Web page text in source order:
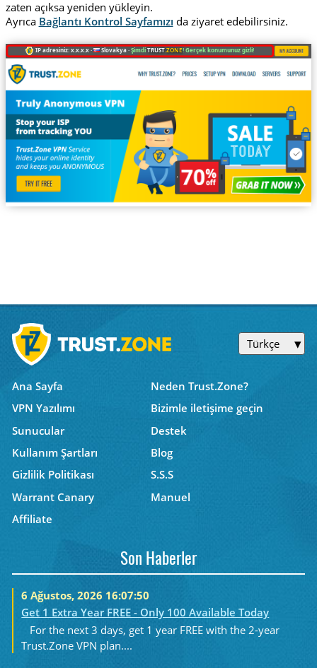
zaten açıksa yeniden yükleyin.
Ayrıca Bağlantı Kontrol Sayfamızı da ziyaret edebilirsiniz.
IP adresiniz: x.x.x.x · Slovakya ·ŞimdiTRUST.ZONE! Gerçek konumunuz gizli!
Türkçe
Ana Sayfa
Neden Trust.Zone?
VPN Yazılımı
Bizimle iletişime geçin
Sunucular
Destek
Kullanım Şartları
Blog
Gizlilik Politikası
S.S.S
Warrant Canary
Manuel
Affiliate
Son Haberler
6 Ağustos, 2026 16:07:50
Get 1 Extra Year FREE - Only 100 Available Today
For the next 3 days, get 1 year FREE with the 2-year
Trust.Zone VPN plan....